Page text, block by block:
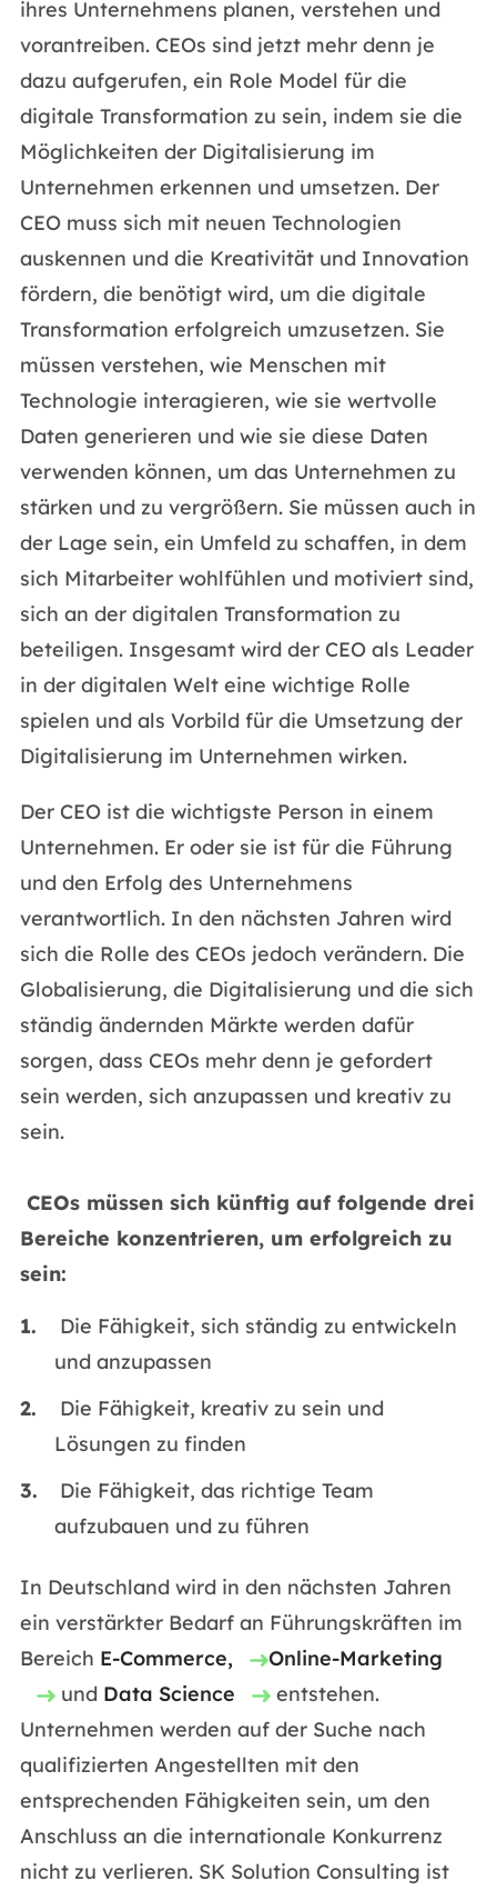
ihres Unternehmens planen, verstehen und
vorantreiben. CEOs sind jetzt mehr denn je
dazu aufgerufen, ein Role Model für die
digitale Transformation zu sein, indem sie die
Möglichkeiten der Digitalisierung im
Unternehmen erkennen und umsetzen. Der
CEO muss sich mit neuen Technologien
auskennen und die Kreativität und Innovation
fördern, die benötigt wird, um die digitale
Transformation erfolgreich umzusetzen. Sie
müssen verstehen, wie Menschen mit
Technologie interagieren, wie sie wertvolle
Daten generieren und wie sie diese Daten
verwenden können, um das Unternehmen zu
stärken und zu vergrößern. Sie müssen auch in
der Lage sein, ein Umfeld zu schaffen, in dem
sich Mitarbeiter wohlfühlen und motiviert sind,
sich an der digitalen Transformation zu
beteiligen. Insgesamt wird der CEO als Leader
in der digitalen Welt eine wichtige Rolle
spielen und als Vorbild für die Umsetzung der
Digitalisierung im Unternehmen wirken.
Der CEO ist die wichtigste Person in einem
Unternehmen. Er oder sie ist für die Führung
und den Erfolg des Unternehmens
verantwortlich. In den nächsten Jahren wird
sich die Rolle des CEOs jedoch verändern. Die
Globalisierung, die Digitalisierung und die sich
ständig ändernden Märkte werden dafür
sorgen, dass CEOs mehr denn je gefordert
sein werden, sich anzupassen und kreativ zu
sein.
CEOs müssen sich künftig auf folgende drei
Bereiche konzentrieren, um erfolgreich zu
sein:
Die Fähigkeit, sich ständig zu entwickeln
und anzupassen
Die Fähigkeit, kreativ zu sein und
Lösungen zu finden
Die Fähigkeit, das richtige Team
aufzubauen und zu führen
In Deutschland wird in den nächsten Jahren
ein verstärkter Bedarf an Führungskräften im
Bereich E-Commerce,
Online-Marketing
und Data Science
entstehen.
Unternehmen werden auf der Suche nach
qualifizierten Angestellten mit den
entsprechenden Fähigkeiten sein, um den
Anschluss an die internationale Konkurrenz
nicht zu verlieren. SK Solution Consulting ist